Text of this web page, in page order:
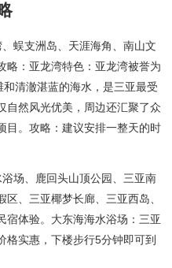
蜈支洲岛、天涯海角、南山文
略：亚龙湾特色：亚龙湾被誉为
和清澈湛蓝的海水，是三亚最受
自然风光优美，周边还汇聚了众
目。攻略：建议安排一整天的时
场、鹿回头山顶公园、三亚南
、三亚椰梦长廊、三亚西岛、
宿体验。大东海海水浴场：三亚
格实惠，下楼步行5分钟即可到